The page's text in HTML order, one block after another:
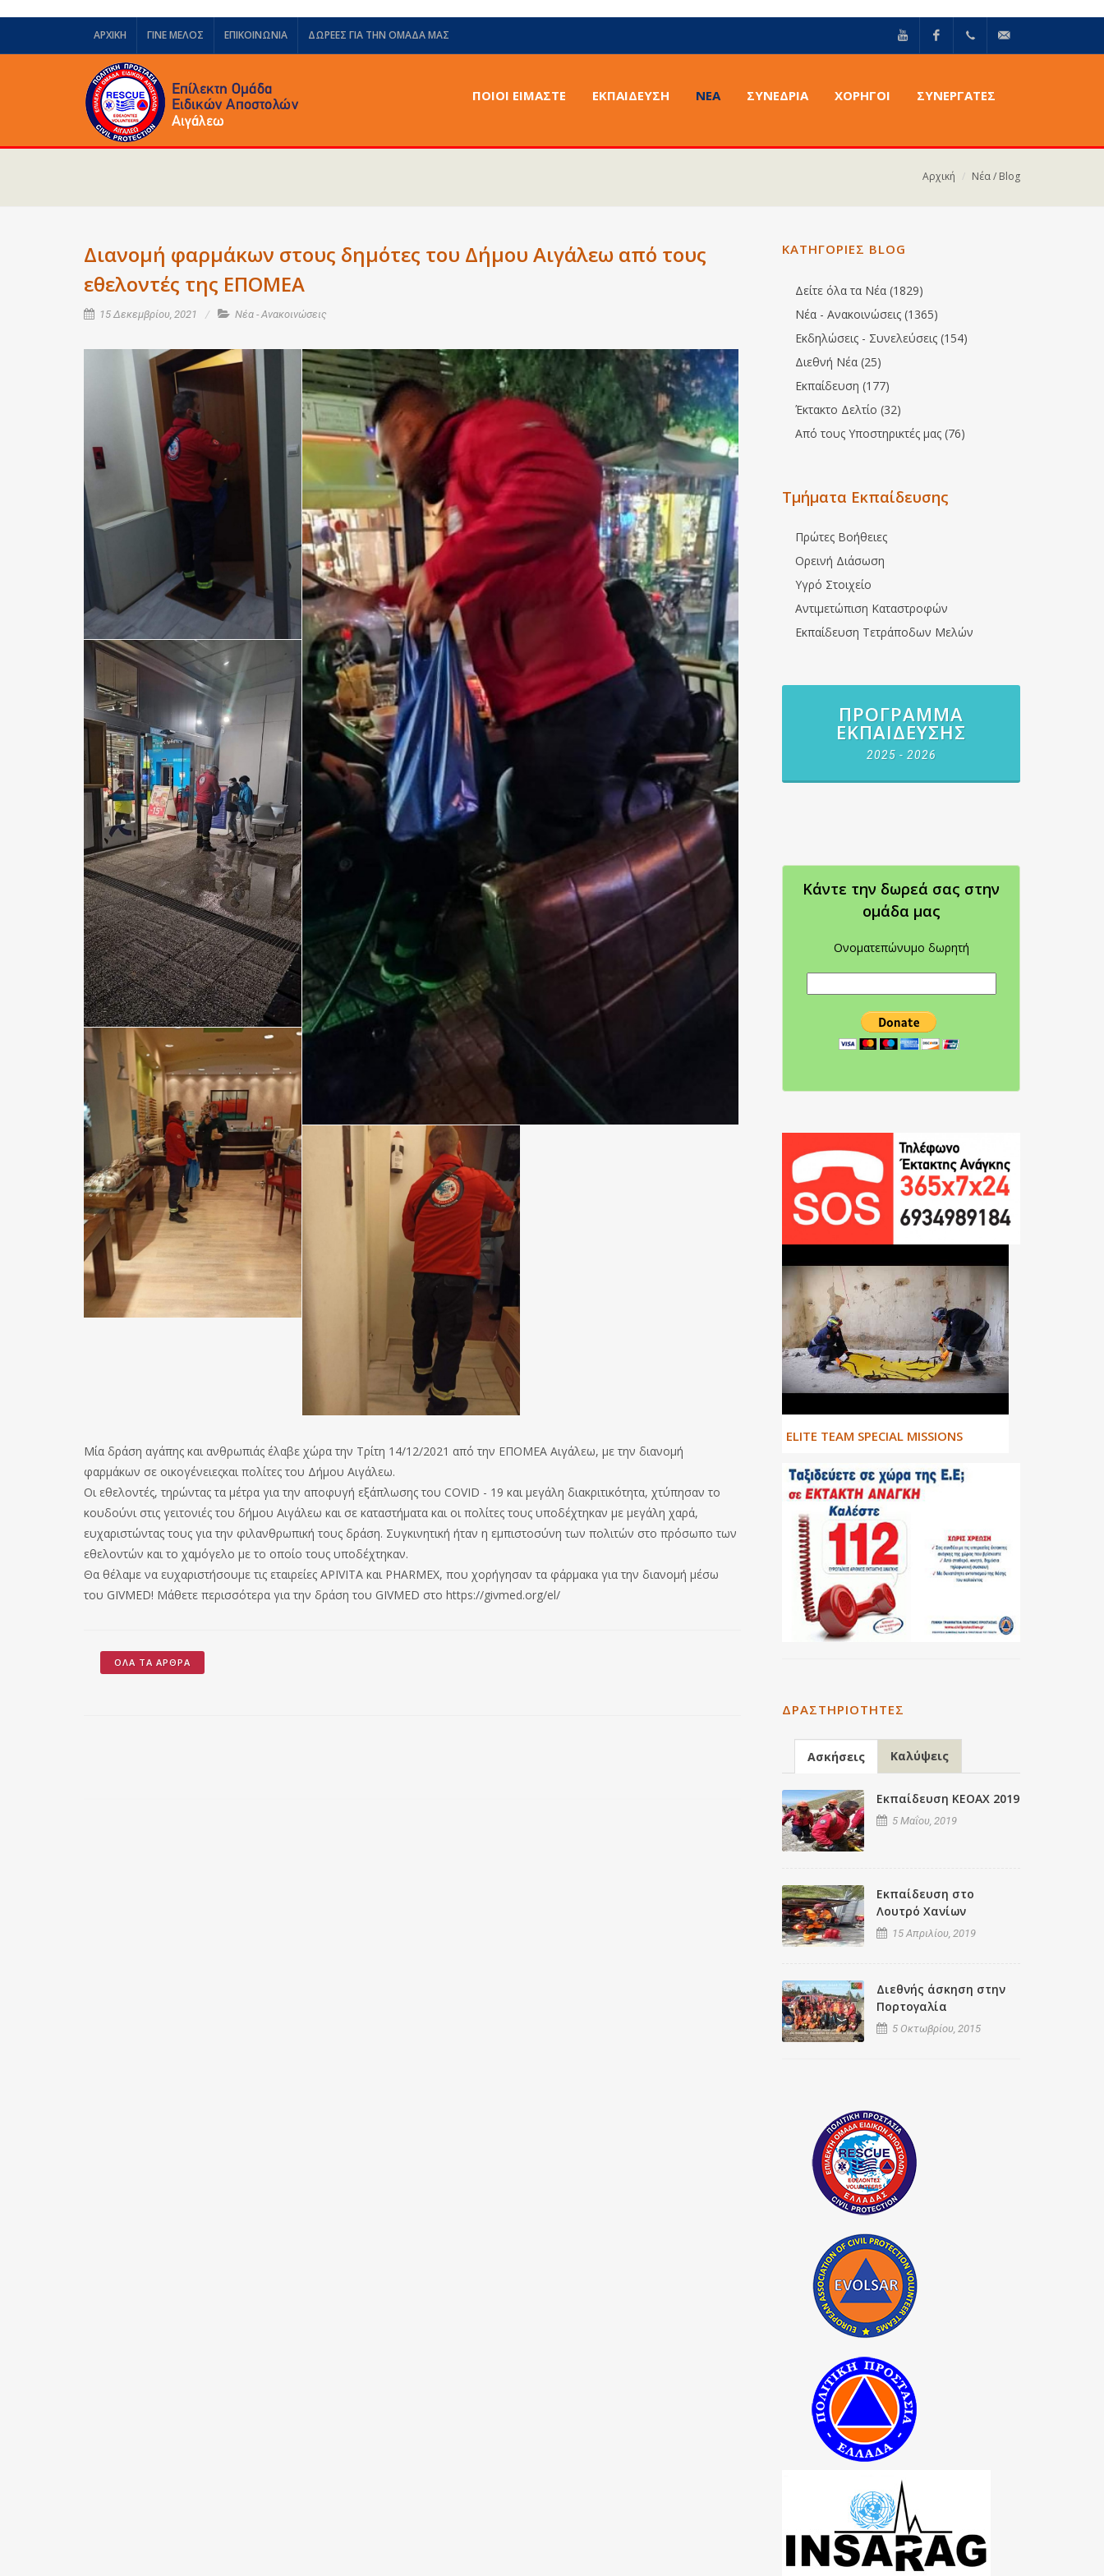
ΑΡΧΙΚΗ ΓΙΝΕ ΜΕΛΟΣ ΕΠΙΚΟΙΝΩΝΙΑ ΔΩΡΕΈΣ ΓΙΑ ΤΗΝ ΟΜΆΔΑ ΜΑΣ
ΠΟΙΟΙ ΕΙΜΑΣΤΕ ΕΚΠΑΙΔΕΥΣΗ ΝΈΑ ΣΥΝΈΔΡΙΑ ΧΟΡΗΓΟΙ ΣΥΝΕΡΓΑΤΕΣ
Αρχική Νέα / Blog
Διανομή φαρμάκων στους δημότες του Δήμου Αιγάλεω από τους
εθελοντές της ΕΠΟΜΕΑ
15 Δεκεμβρίου, 2021 Νέα - Ανακοινώσεις
Μία δράση αγάπης και ανθρωπιάς έλαβε χώρα την Τρίτη 14/12/2021 από την ΕΠΟΜΕΑ Αιγάλεω, με την διανομή
φαρμάκων σε οικογένειεςκαι πολίτες του Δήμου Αιγάλεω.
Οι εθελοντές, τηρώντας τα μέτρα για την αποφυγή εξάπλωσης του COVID - 19 και μεγάλη διακριτικότητα, χτύπησαν το
κουδούνι στις γειτονιές του δήμου Αιγάλεω και σε καταστήματα και οι πολίτες τους υποδέχτηκαν με μεγάλη χαρά,
ευχαριστώντας τους για την φιλανθρωπική τους δράση. Συγκινητική ήταν η εμπιστοσύνη των πολιτών στο πρόσωπο των
εθελοντών και το χαμόγελο με το οποίο τους υποδέχτηκαν.
Θα θέλαμε να ευχαριστήσουμε τις εταιρείες APIVITA και PHARMEX, που χορήγησαν τα φάρμακα για την διανομή μέσω
του GIVMED! Μάθετε περισσότερα για την δράση του GIVMED στο https://givmed.org/el/
ΌΛΑ ΤΑ ΆΡΘΡΑ
ΚΑΤΗΓΟΡΙΕΣ BLOG
Δείτε όλα τα Νέα (1829)
Νέα - Ανακοινώσεις (1365)
Εκδηλώσεις - Συνελεύσεις (154)
Διεθνή Νέα (25)
Εκπαίδευση (177)
Έκτακτο Δελτίο (32)
Από τους Υποστηρικτές μας (76)
Τμήματα Εκπαίδευσης
Πρώτες Βοήθειες
Ορεινή Διάσωση
Υγρό Στοιχείο
Αντιμετώπιση Καταστροφών
Εκπαίδευση Τετράποδων Μελών
ΠΡΌΓΡΑΜΜΑ
ΕΚΠΑΊΔΕΥΣΗΣ
2025 - 2026
Κάντε την δωρεά σας στην
oμάδα μας
Ονοματεπώνυμο δωρητή
ΕLITE TEAM SPECIAL MISSIONS
ΔΡΑΣΤΗΡΙΌΤΗΤΕΣ
Ασκήσεις Καλύψεις
Εκπαίδευση ΚΕΟΑΧ 2019
5 Μαΐου, 2019
Εκπαίδευση στο
Λουτρό Χανίων
15 Απριλίου, 2019
Διεθνής άσκηση στην
Πορτογαλία
5 Οκτωβρίου, 2015